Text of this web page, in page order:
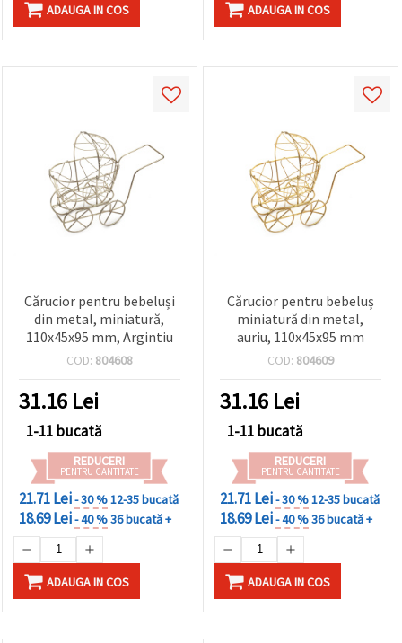
ADAUGA IN COS ADAUGA IN COS
Cărucior pentru bebeluși
din metal, miniatură,
110x45x95 mm, Argintiu
COD: 804608
31.16 Lei
1-11 bucată
REDUCERI
PENTRU CANTITATE
21.71 Lei- 30 %12-35 bucată
18.69 Lei- 40 %36 bucată +
ADAUGA IN COS
Cărucior pentru bebeluș
miniatură din metal,
auriu, 110x45x95 mm
COD: 804609
31.16 Lei
1-11 bucată
REDUCERI
PENTRU CANTITATE
21.71 Lei- 30 %12-35 bucată
18.69 Lei- 40 %36 bucată +
ADAUGA IN COS